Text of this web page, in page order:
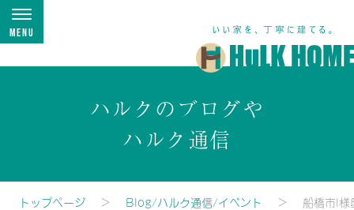
Menu
ハルクのブログや
ハルク通信
トップページ Blog/ハルク通信/イベント 船橋市I様